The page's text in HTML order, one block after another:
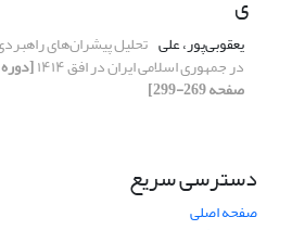
یعقوبی‌پور، علی تحلیل پیشران‌های
در جمهوری اسلامی ایران در افق ۱۴۱۴
صفحه 269-299]
دسترسی سریع
صفحه اصلی